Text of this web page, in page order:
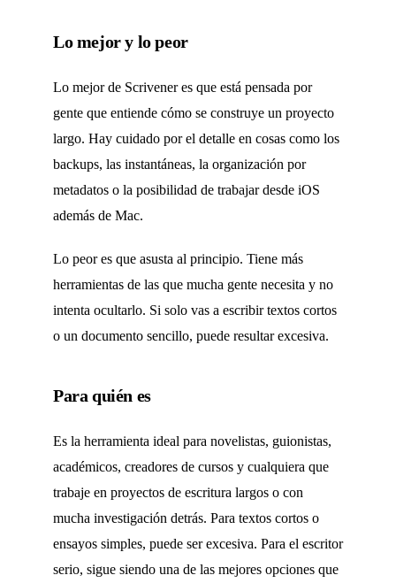
Lo mejor y lo peor
Lo mejor de Scrivener es que está pensada por
gente que entiende cómo se construye un proyecto
largo. Hay cuidado por el detalle en cosas como los
backups, las instantáneas, la organización por
metadatos o la posibilidad de trabajar desde iOS
además de Mac.
Lo peor es que asusta al principio. Tiene más
herramientas de las que mucha gente necesita y no
intenta ocultarlo. Si solo vas a escribir textos cortos
o un documento sencillo, puede resultar excesiva.
Para quién es
Es la herramienta ideal para novelistas, guionistas,
académicos, creadores de cursos y cualquiera que
trabaje en proyectos de escritura largos o con
mucha investigación detrás. Para textos cortos o
ensayos simples, puede ser excesiva. Para el escritor
serio, sigue siendo una de las mejores opciones que